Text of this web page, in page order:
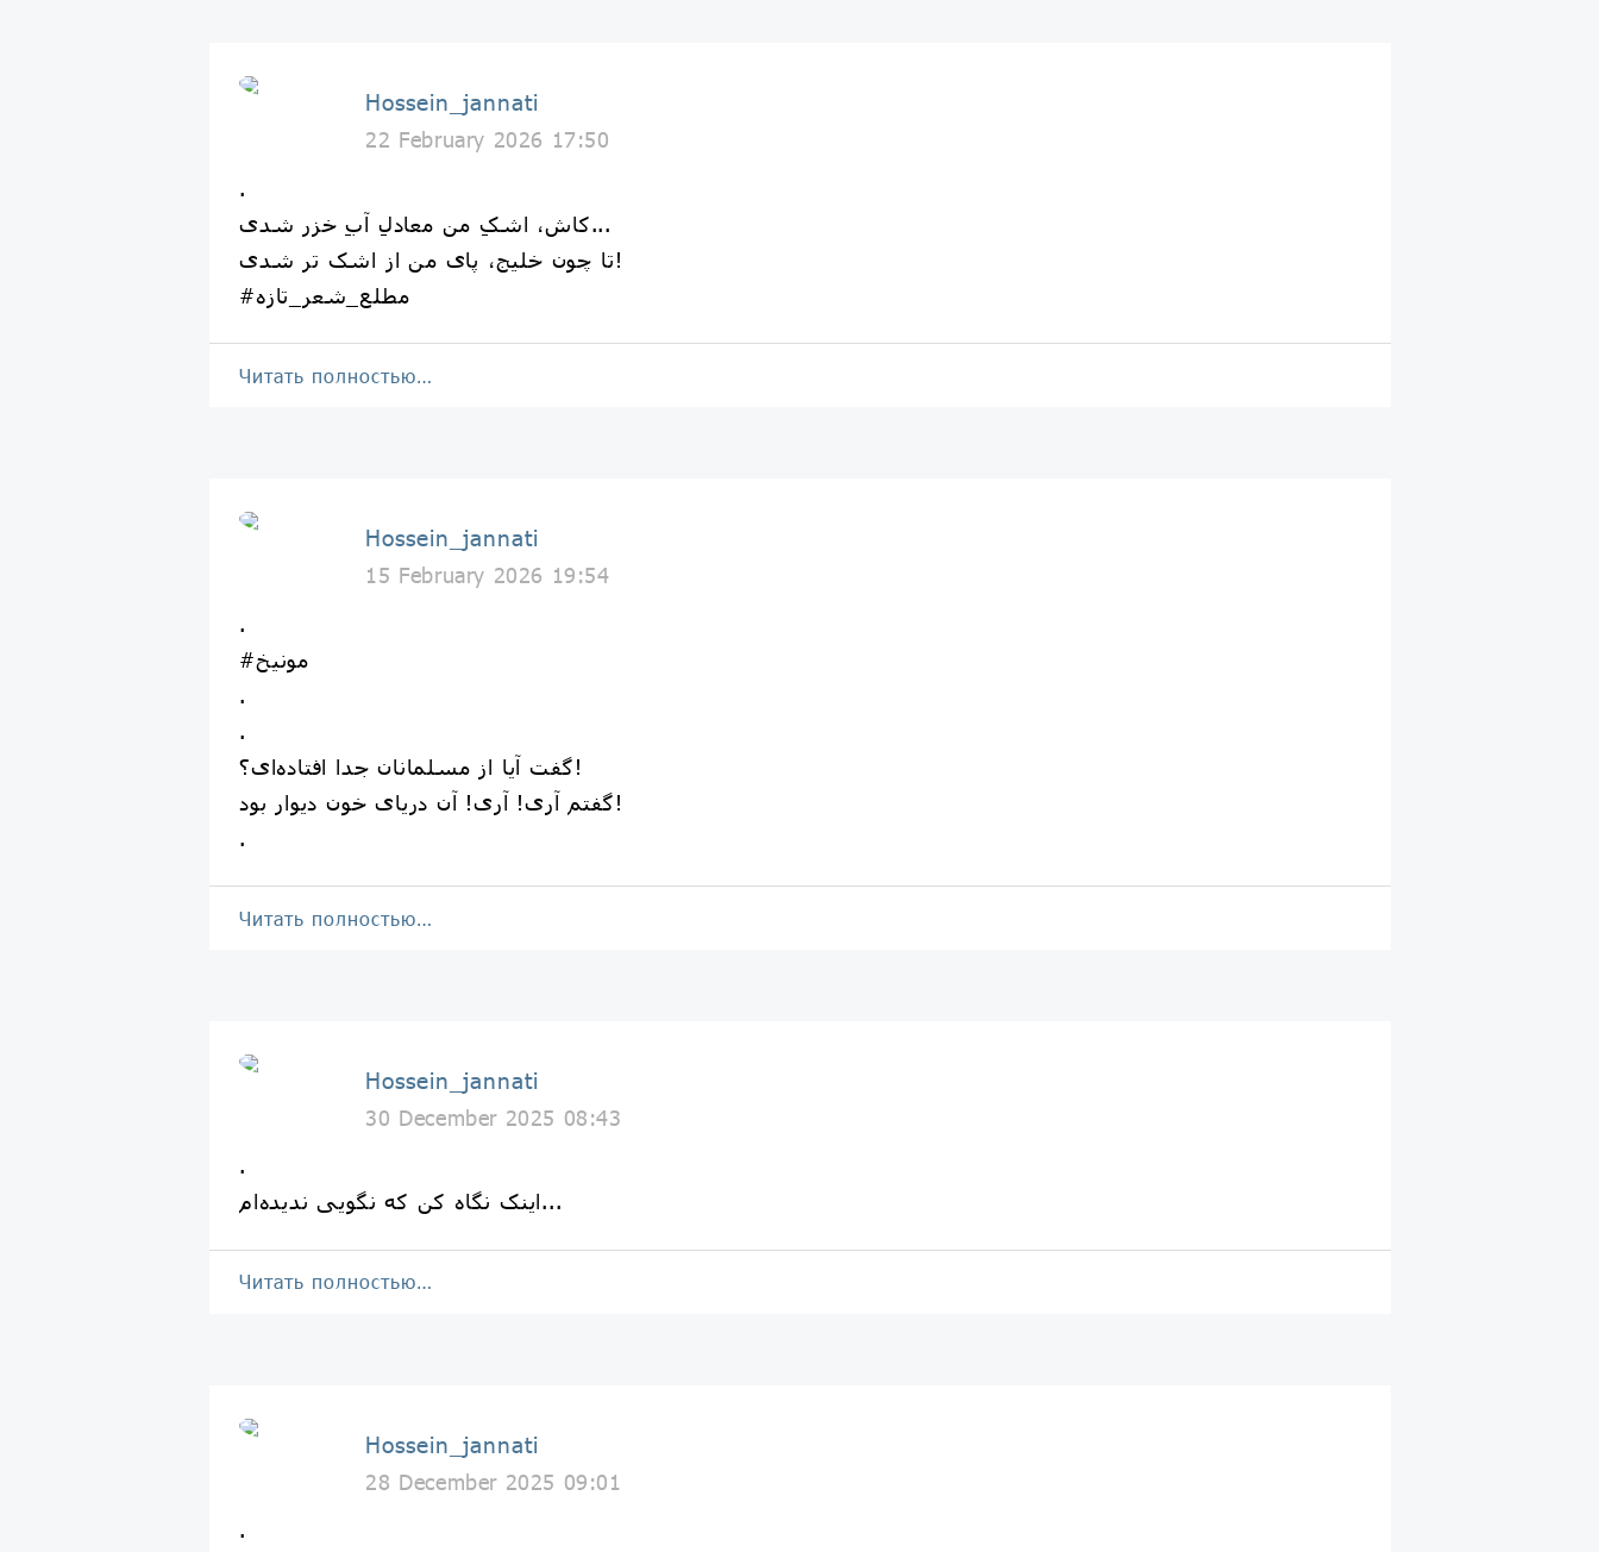
Hossein_jannati
22 February 2026 17:50
.
کاش، اشکِ من معادلِ آبِ خزر شدی...
تا چون خلیج، پای من از اشک تر شدی!
#مطلع_شعر_تازه
Читать полностью…
Hossein_jannati
15 February 2026 19:54
.
#مونیخ
.
.
گفت آیا از مسلمانان جدا افتاده‌ای؟!
گفتم آری! آری! آن دریای خون دیوار بود!
.
Читать полностью…
Hossein_jannati
30 December 2025 08:43
.
اینک نگاه کن که نگویی ندیده‌ام...
Читать полностью…
Hossein_jannati
28 December 2025 09:01
‏.